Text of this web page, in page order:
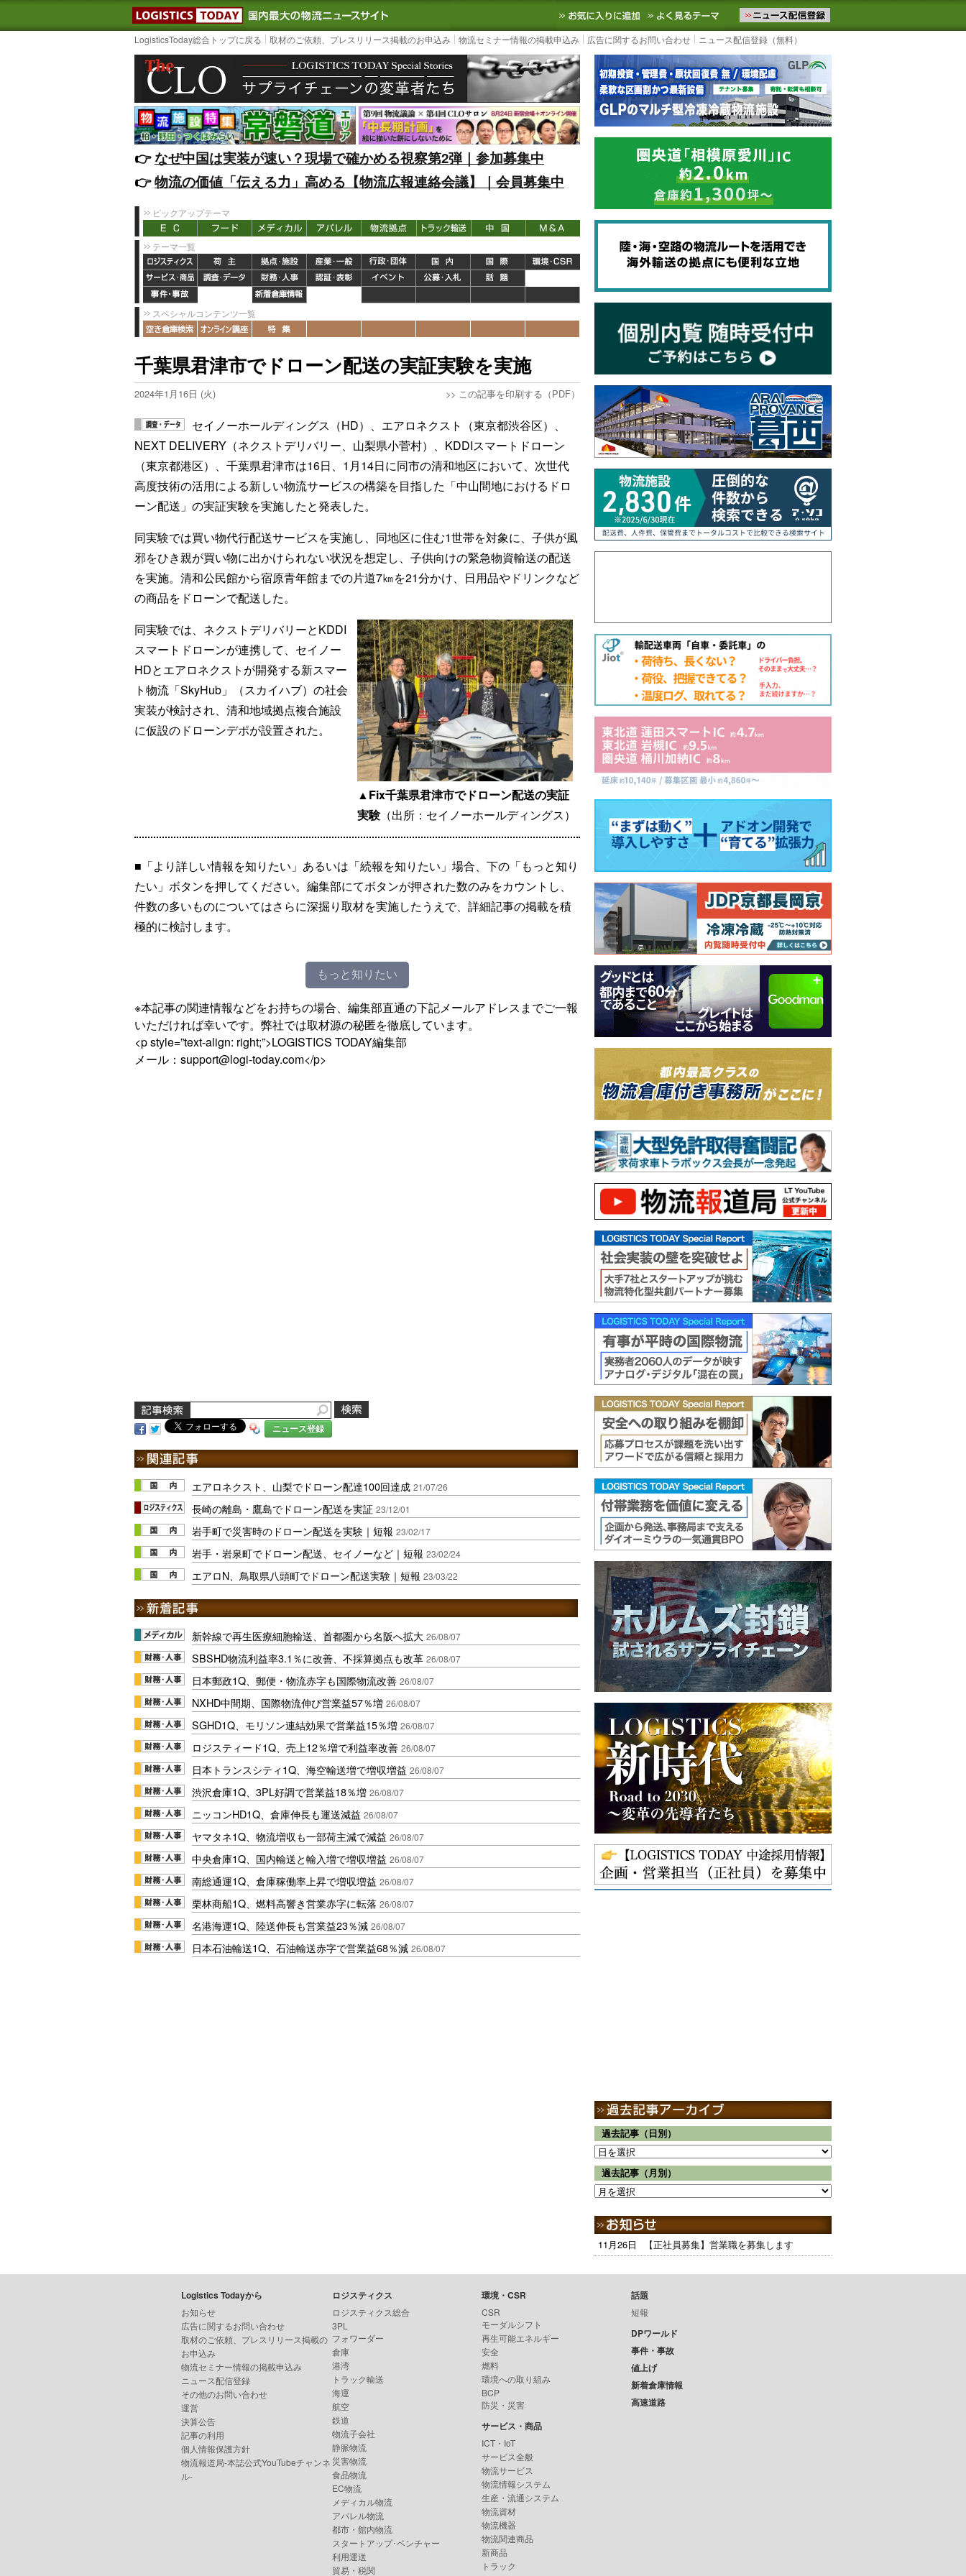
LOGISTICS TODAY｜国内最大の物流ニュースサイト3PL, SCMなど国内外の最新の物流ニュースをお届けします。物流ニュースメール配信を登録す
お気に入りに追加 よく見るテーマ
LogisticsToday総合トップに戻る 取材のご依頼、プレスリリース掲載のお申込み 物流セミナー情報の掲載申込み 広告に関するお問い合わせ ニュース配信登録（無料）
👉️なぜ中国は実装が速い？現場で確かめる視察第2弾｜参加募集中
👉️物流の価値「伝える力」高める【物流広報連絡会議】｜会員募集中
ピックアップテーマ
テーマ一覧
スペシャルコンテンツ一覧
千葉県君津市でドローン配送の実証実験を実施
2024年1月16日 (火) >> この記事を印刷する（PDF）
セイノーホールディングス（HD）、エアロネクスト（東京都渋谷区）、
NEXT DELIVERY（ネクストデリバリー、山梨県小菅村）、KDDIスマートドローン
（東京都港区）、千葉県君津市は16日、1月14日に同市の清和地区において、次世代
高度技術の活用による新しい物流サービスの構築を目指した「中山間地におけるドロ
ーン配送」の実証実験を実施したと発表した。
同実験では買い物代行配送サービスを実施し、同地区に住む1世帯を対象に、子供が風
邪をひき親が買い物に出かけられない状況を想定し、子供向けの緊急物資輸送の配送
を実施。清和公民館から宿原青年館までの片道7㎞を21分かけ、日用品やドリンクなど
の商品をドローンで配送した。
▲Fix千葉県君津市でドローン配送の実証
実験（出所：セイノーホールディングス）
同実験では、ネクストデリバリーとKDDI
スマートドローンが連携して、セイノー
HDとエアロネクストが開発する新スマー
ト物流「SkyHub」（スカイハブ）の社会
実装が検討され、清和地域拠点複合施設
に仮設のドローンデポが設置された。
■「より詳しい情報を知りたい」あるいは「続報を知りたい」場合、下の「もっと知り
たい」ボタンを押してください。編集部にてボタンが押された数のみをカウントし、
件数の多いものについてはさらに深掘り取材を実施したうえで、詳細記事の掲載を積
極的に検討します。
もっと知りたい
※本記事の関連情報などをお持ちの場合、編集部直通の下記メールアドレスまでご一報
いただければ幸いです。弊社では取材源の秘匿を徹底しています。
<p style=”text-align: right;”>LOGISTICS TODAY編集部
メール：support@logi-today.com</p>
ニュース登録
エアロネクスト、山梨でドローン配達100回達成 21/07/26
長崎の離島・鷹島でドローン配送を実証 23/12/01
岩手町で災害時のドローン配送を実験｜短報 23/02/17
岩手・岩泉町でドローン配送、セイノーなど｜短報 23/02/24
エアロN、鳥取県八頭町でドローン配送実験｜短報 23/03/22
新幹線で再生医療細胞輸送、首都圏から名阪へ拡大 26/08/07
SBSHD物流利益率3.1％に改善、不採算拠点も改革 26/08/07
日本郵政1Q、郵便・物流赤字も国際物流改善 26/08/07
NXHD中間期、国際物流伸び営業益57％増 26/08/07
SGHD1Q、モリソン連結効果で営業益15％増 26/08/07
ロジスティード1Q、売上12％増で利益率改善 26/08/07
日本トランスシティ1Q、海空輸送増で増収増益 26/08/07
渋沢倉庫1Q、3PL好調で営業益18％増 26/08/07
ニッコンHD1Q、倉庫伸長も運送減益 26/08/07
ヤマタネ1Q、物流増収も一部荷主減で減益 26/08/07
中央倉庫1Q、国内輸送と輸入増で増収増益 26/08/07
南総通運1Q、倉庫稼働率上昇で増収増益 26/08/07
栗林商船1Q、燃料高響き営業赤字に転落 26/08/07
名港海運1Q、陸送伸長も営業益23％減 26/08/07
日本石油輸送1Q、石油輸送赤字で営業益68％減 26/08/07
過去記事（日別）
過去記事（月別）
11月26日 【正社員募集】営業職を募集します
Logistics Todayから
お知らせ
広告に関するお問い合わせ
取材のご依頼、プレスリリース掲載の
お申込み
物流セミナー情報の掲載申込み
ニュース配信登録
その他のお問い合わせ
運営
決算公告
記事の利用
個人情報保護方針
物流報道局-本誌公式YouTubeチャンネ
ル-
ロジスティクス
ロジスティクス総合
3PL
フォワーダー
倉庫
港湾
トラック輸送
海運
航空
鉄道
物流子会社
静脈物流
災害物流
食品物流
EC物流
メディカル物流
アパレル物流
都市・館内物流
スタートアップ･ベンチャー
利用運送
貿易・税関
環境・CSR
CSR
モーダルシフト
再生可能エネルギー
安全
燃料
環境への取り組み
BCP
防災・災害
サービス・商品
ICT・IoT
サービス全般
物流サービス
物流情報システム
生産・流通システム
物流資材
物流機器
物流関連商品
新商品
トラック
話題
短報
DPワールド
事件・事故
値上げ
新着倉庫情報
高速道路